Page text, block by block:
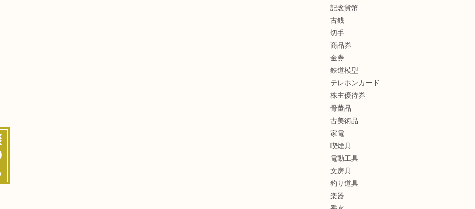
記念貨幣
古銭
切手
商品券
金券
鉄道模型
テレホンカード
株主優待券
骨董品
古美術品
家電
喫煙具
電動工具
文房具
釣り道具
楽器